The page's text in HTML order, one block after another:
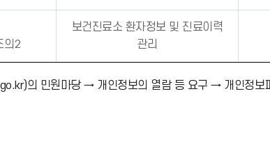
의2
보건진료소 환자정보 및 진료이력
관리
의 민원마당 → 개인정보의 열람 등 요구 → 개인정